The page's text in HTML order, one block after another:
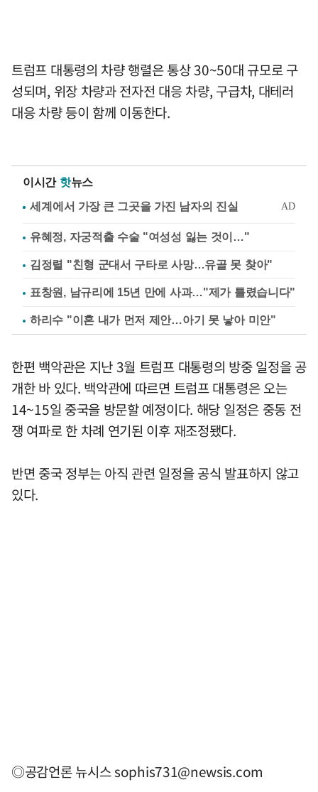
트럼프 대통령의 차량 행렬은 통상 30~50대 규모로 구
성되며, 위장 차량과 전자전 대응 차량, 구급차, 대테러
대응 차량 등이 함께 이동한다.
이시간 핫뉴스
유혜정, 자궁적출 수술 "여성성 잃는 것이…"
김정렬 "친형 군대서 구타로 사망…유골 못 찾아"
표창원, 남규리에 15년 만에 사과…"제가 틀렸습니다"
하리수 "이혼 내가 먼저 제안…아기 못 낳아 미안"
한편 백악관은 지난 3월 트럼프 대통령의 방중 일정을 공
개한 바 있다. 백악관에 따르면 트럼프 대통령은 오는
14~15일 중국을 방문할 예정이다. 해당 일정은 중동 전
쟁 여파로 한 차례 연기된 이후 재조정됐다.
반면 중국 정부는 아직 관련 일정을 공식 발표하지 않고
있다.
◎공감언론 뉴시스sophis731@newsis.com